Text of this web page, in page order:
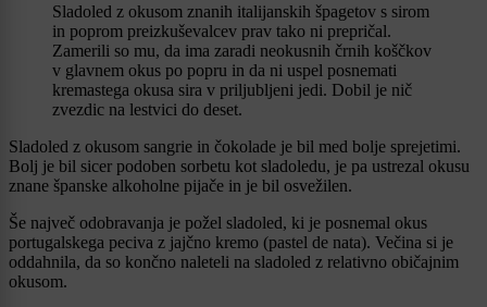
Sladoled z okusom znanih italijanskih špagetov s sirom
in poprom preizkuševalcev prav tako ni prepričal.
Zamerili so mu, da ima zaradi neokusnih črnih koščkov
v glavnem okus po popru in da ni uspel posnemati
kremastega okusa sira v priljubljeni jedi. Dobil je nič
zvezdic na lestvici do deset.
Sladoled z okusom sangrie in čokolade je bil med bolje sprejetimi.
Bolj je bil sicer podoben sorbetu kot sladoledu, je pa ustrezal okusu
znane španske alkoholne pijače in je bil osvežilen.
Še največ odobravanja je požel sladoled, ki je posnemal okus
portugalskega peciva z jajčno kremo (pastel de nata). Večina si je
oddahnila, da so končno naleteli na sladoled z relativno običajnim
okusom.